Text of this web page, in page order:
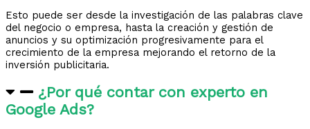
Esto puede ser desde la investigación de las palabras clave
del negocio o empresa, hasta la creación y gestión de
anuncios y su optimización progresivamente para el
crecimiento de la empresa mejorando el retorno de la
inversión publicitaria.
¿Por qué contar con experto en
Google Ads?